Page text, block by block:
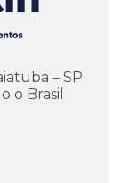
– SP
o Brasil